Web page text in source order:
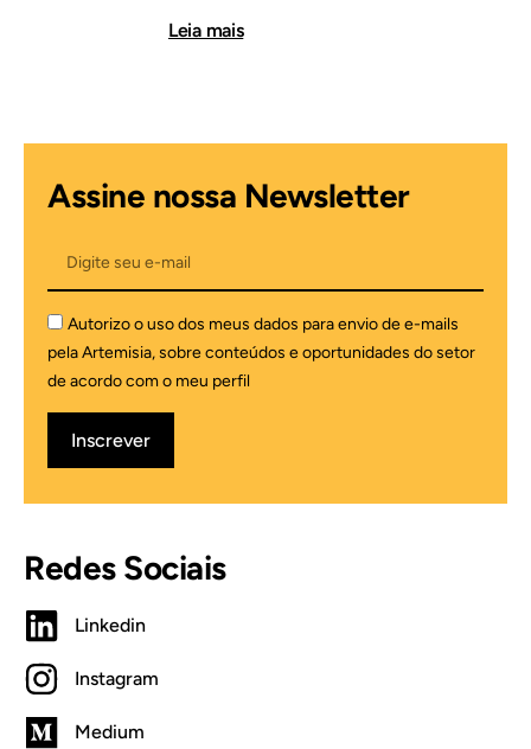
Leia mais
Assine nossa Newsletter
Autorizo o uso dos meus dados para envio de e-mails
pela Artemisia, sobre conteúdos e oportunidades do setor
de acordo com o meu perfil
Inscrever
Redes Sociais
Linkedin
Instagram
Medium